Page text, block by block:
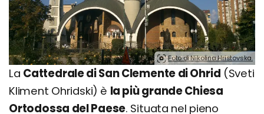
Foto di Nikolina Hristovska.
La Cattedrale di San Clemente di Ohrid (Sveti
Kliment Ohridski) è la più grande Chiesa
Ortodossa del Paese. Situata nel pieno